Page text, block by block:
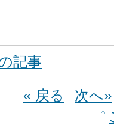
記事
« 戻る
次へ»